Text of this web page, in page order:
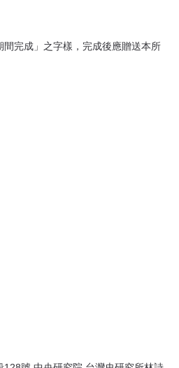
間完成」之字樣，完成後應贈送本所